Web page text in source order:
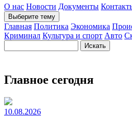
О нас Новости Документы
Выберите тему
Главная Политика Экономика
Криминал Культура и спорт Авто
Главное сегодня
10.08.2026